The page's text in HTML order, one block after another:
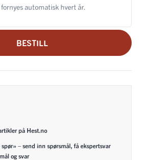
automatisk hvert år.
BESTILL
på Hest.no
– send inn spørsmål, få ekspertsvar
og svar